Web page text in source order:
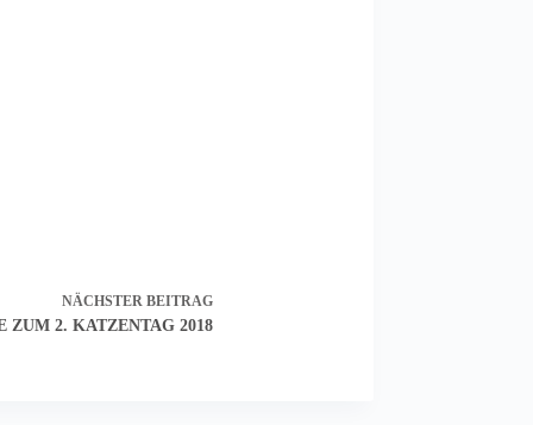
NÄCHSTER BEITRAG
ZUM 2. KATZENTAG 2018